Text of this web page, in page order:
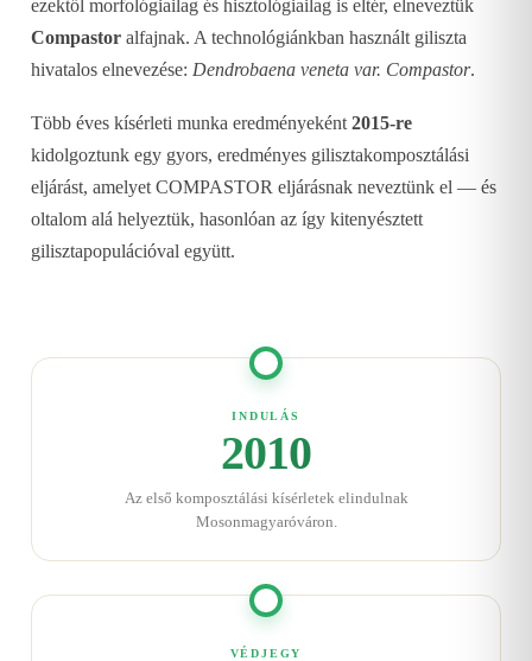
ezektől morfológiailag és hisztológiailag is eltér, elneveztük
Compastor alfajnak. A technológiánkban használt giliszta
hivatalos elnevezése: Dendrobaena veneta var. Compastor.
Több éves kísérleti munka eredményeként 2015-re
kidolgoztunk egy gyors, eredményes gilisztakomposztálási
eljárást, amelyet COMPASTOR eljárásnak neveztünk el — és
oltalom alá helyeztük, hasonlóan az így kitenyésztett
gilisztapopulációval együtt.
INDULÁS
2010
Az első komposztálási kísérletek elindulnak
Mosonmagyaróváron.
VÉDJEGY